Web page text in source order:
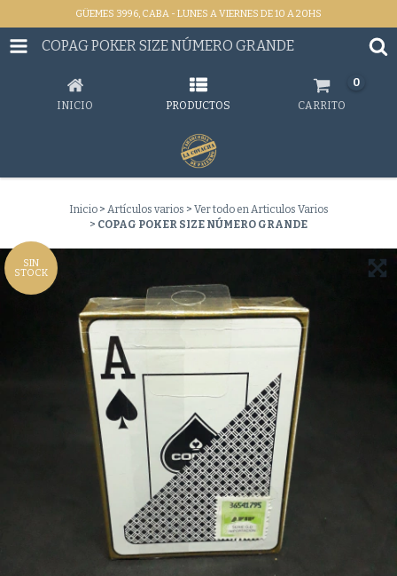
GÜEMES 3996, CABA - LUNES A VIERNES DE 10 A 20HS
COPAG POKER SIZE NÚMERO GRANDE
INICIO PRODUCTOS CARRITO
0
Inicio > Artículos varios > Ver todo en Articulos Varios
> COPAG POKER SIZE NÚMERO GRANDE
SIN
STOCK